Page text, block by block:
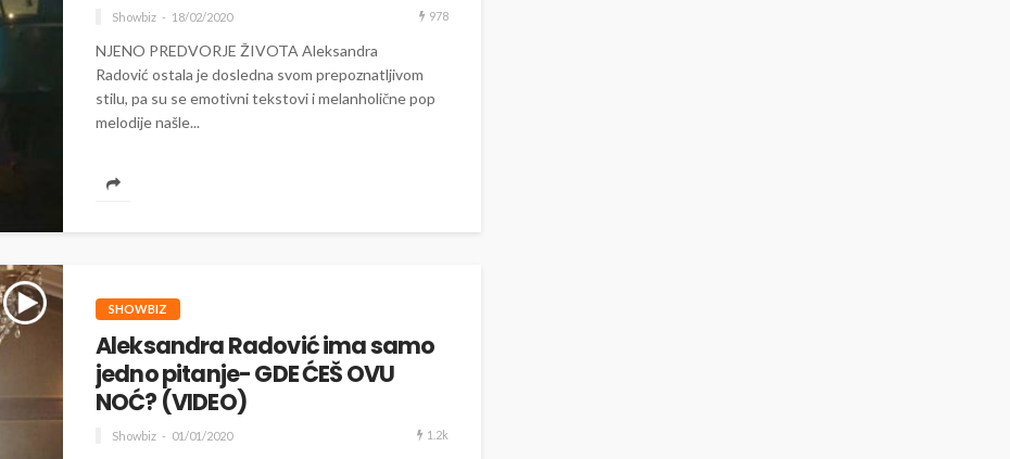
Showbiz 18/02/2020 978
NJENO PREDVORJE ŽIVOTA Aleksandra
Radović ostala je dosledna svom prepoznatljivom
stilu, pa su se emotivni tekstovi i melanholične pop
melodije našle...
SHOWBIZ
Aleksandra Radović ima samo
jedno pitanje- GDE ĆEŠ OVU
NOĆ? (VIDEO)
Showbiz 01/01/2020 1.2k